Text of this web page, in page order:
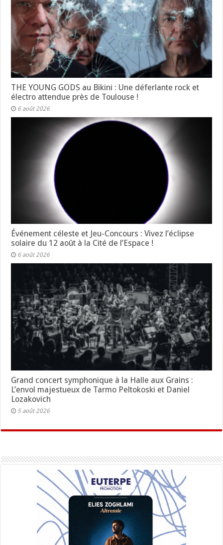
THE YOUNG GODS au Bikini : Une déferlante rock et
électro attendue près de Toulouse !
6 août 2026
Événement céleste et Jeu-Concours : Vivez l’éclipse
solaire du 12 août à la Cité de l’Espace !
6 août 2026
Grand concert symphonique à la Halle aux Grains :
L’envol majestueux de Tarmo Peltokoski et Daniel
Lozakovich
5 août 2026